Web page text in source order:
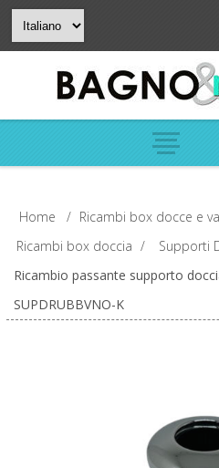
Home / Ricambi box docce e
Ricambi box doccia / Supporti
Ricambio passante supporto
SUPDRUBBVNO-K